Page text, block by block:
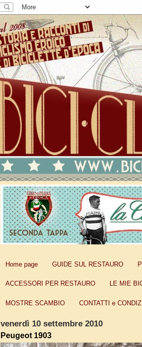
Home page GUIDE SUL RESTAURO
ACCESSORI PER RESTAURO LE MIE
MOSTRE SCAMBIO CONTATTI e
venerdì 10 settembre 2010
Peugeot 1903